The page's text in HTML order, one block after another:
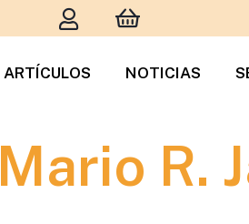
ARTÍCULOS NOTICIAS
Mario R.